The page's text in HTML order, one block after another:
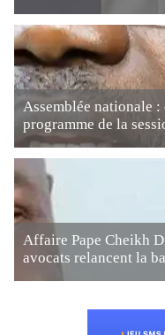
Assemblée nationale :
programme de la
Affaire Pape Cheikh
avocats relancent la